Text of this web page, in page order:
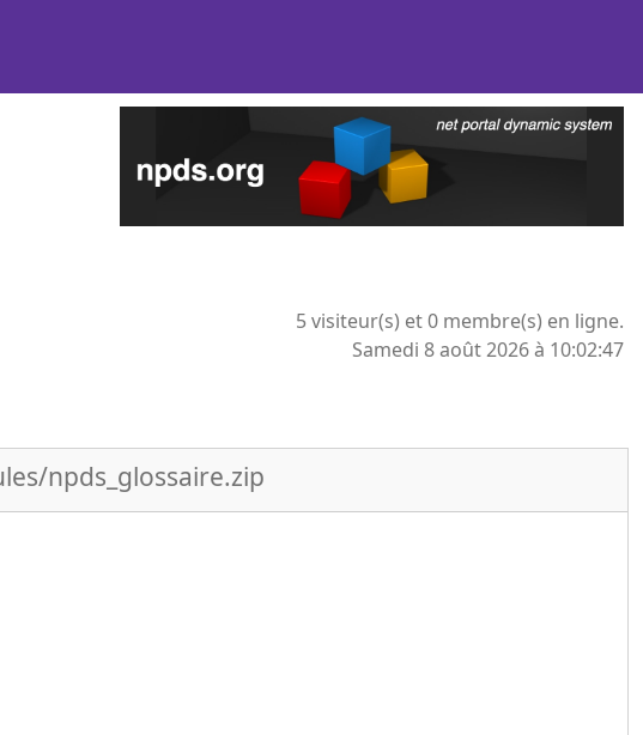
5 visiteur(s) et 0 membre(s) en ligne.
Samedi 8 août 2026 à 10:02:47
npds_glossaire.zip